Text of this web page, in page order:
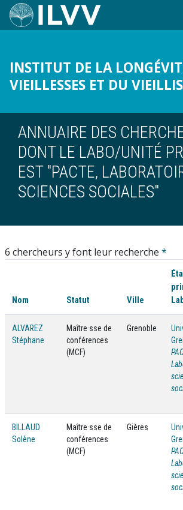
Aller
au
INSTITUT DE LA
VIEILLESSES ET DU
ANNUAIRE DES
DONT LE LABO/UNITÉ
EST "PACTE,
SCIENCES SOCIALES"
6 chercheurs y font leur recherche *
Nom Statut Ville
ALVAREZ
Stéphane
Maître·sse de
conférences
(MCF)
Grenoble
BILLAUD
Solène
Maître·sse de
conférences
(MCF)
Gières